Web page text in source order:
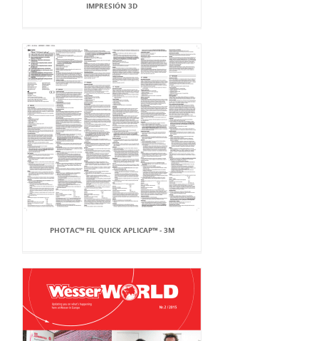
IMPRESIÓN 3D
PHOTAC™ FIL QUICK APLICAP™ - 3M